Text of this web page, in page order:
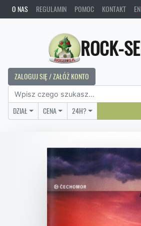
O NAS REGULAMIN POMOC KONTAKT EN
ROCK-
ZALOGUJ SIĘ / ZAŁÓŻ KONTO
DZIAŁ CENA 24H?